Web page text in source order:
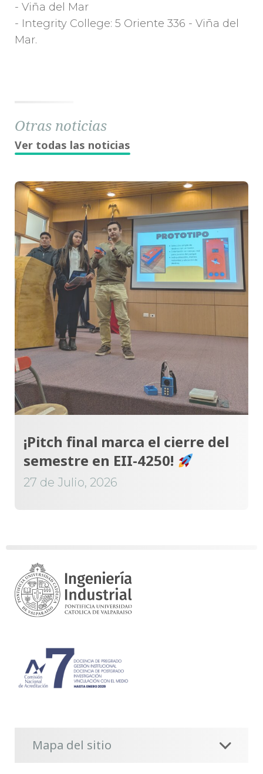
- Viña del Mar
- Integrity College: 5 Oriente 336 - Viña del
Mar.
Otras noticias
Ver todas las noticias
¡Pitch final marca el cierre del
semestre en EII-4250!
27 de Julio, 2026
Mapa del sitio